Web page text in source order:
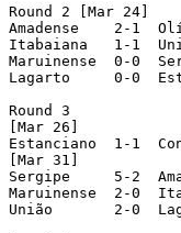
Round 2 [Mar 24]
Amadense    2-1
Itabaiana   1-1
Maruinense  0-0
Lagarto     0-0
Round 3
[Mar 26]
Estanciano  1-1
[Mar 31]
Sergipe     5-2
Maruinense  2-0
União       2-0